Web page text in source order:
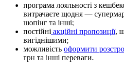
програма лояльності з кешбек
витрачаєте щодня — суперма
шопінг та інші;
постійні акційні пропозиції,
вигіднішими;
можливість оформити розстро
грн та інші переваги.